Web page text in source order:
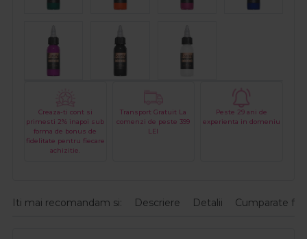
Creaza-ti cont si
primesti 2% inapoi sub
forma de bonus de
fidelitate pentru fiecare
achizitie.
Transport Gratuit La
comenzi de peste 399
LEI
Peste 29 ani de
experienta in domeniu
Iti mai recomandam si: Descriere Detalii Cumparate